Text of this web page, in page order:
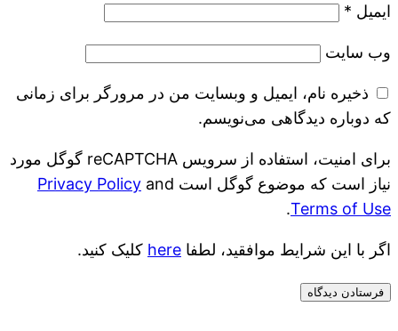
ایمیل *
وب‌ سایت
ذخیره نام، ایمیل و وبسایت من در مرورگر برای زمانی
که دوباره دیدگاهی می‌نویسم.
برای امنیت، استفاده از سرویس reCAPTCHA گوگل مورد
نیاز است که موضوع گوگل است
Privacy Policy and
Terms of Use
.
اگر با این شرایط موافقید، لطفا here کلیک کنید.